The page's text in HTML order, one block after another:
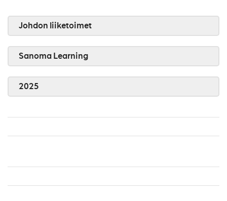
Johdon liiketoimet
Sanoma Learning
2025